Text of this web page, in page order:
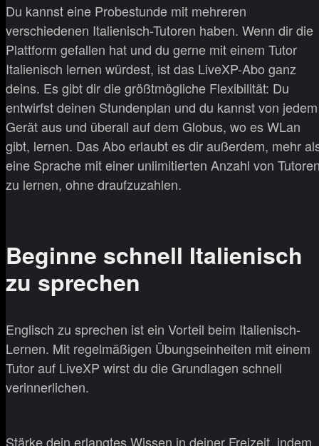
Du kannst eine Probestunde mit mehreren
verschiedenen Italienisch-Tutoren haben. Wenn dir die
Plattform gefallen hat und du gerne mit einem Tutor
Italienisch lernen würdest, ist das LiveXP-Abo ganz
deins. Es gibt dir die größtmögliche Flexibilität: Du
entwirfst deinen Stundenplan und du kannst von jedem
Gerät aus und überall auf dem Globus, wo es WLan
gibt, lernen. Das Abo erlaubt es dir außerdem, mehr
eine Sprache mit einer unlimitierten Anzahl von
zu lernen, ohne draufzuzahlen.
Beginne schnell Italienisch
zu sprechen
Englisch zu sprechen ist ein Vorteil beim Italienisch-
Lernen. Mit regelmäßigen Übungseinheiten mit einem
Tutor auf LiveXP wirst du die Grundlagen schnell
verinnerlichen.
Stärke dein erlangtes Wissen in deiner Freizeit, indem